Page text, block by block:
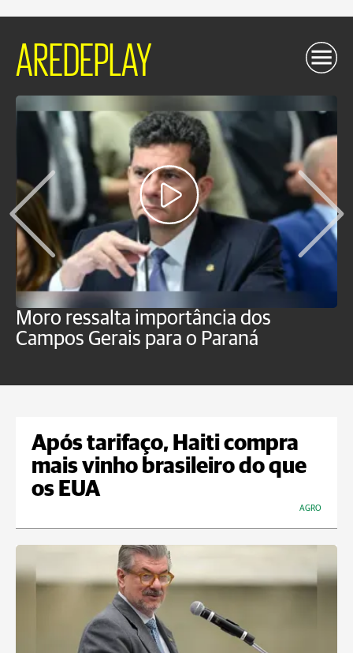
AREDEPLAY
Moro ressalta importância dos
Campos Gerais para o Paraná
Após tarifaço, Haiti compra
mais vinho brasileiro do que
os EUA
AGRO